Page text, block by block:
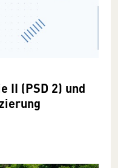
II (PSD 2) und